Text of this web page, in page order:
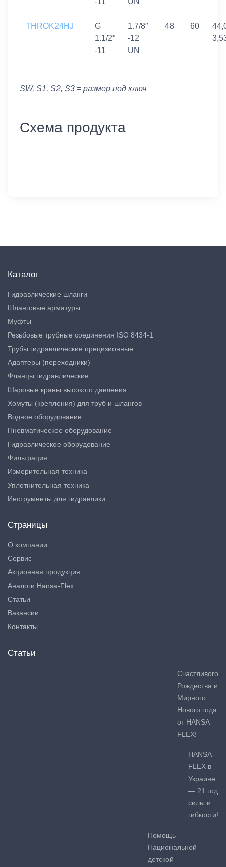
THROK24HJ
G
1.1/2″
-11
1.7/8″
-12
UN
48 60
SW, S1, S2, S3 = размер под ключ
Схема продукта
Каталог
Гидравлические шланги
Шланговые арматуры
Муфты
Резьбовые трубные соединения ISO 8434-1
Трубы гидравлические прецизионные
Адаптеры (переходники)
Фланцы гидравлические
Шаровые краны высокого давления
Хомуты (крепления) для труб и шлангов
Водное оборудование
Пневматическое оборудование
Гидравлическое оборудование
Фильтрация
Измерительная техника
Уплотнительная техника
Инструменты для гидравлики
Страницы
О компании
Сервис
Акционная продукция
Аналоги Hansa-Flex
Статьи
Вакансии
Контакты
Статьи
Счастливого
Рождества и
Мирного
Нового года
от HANSA-
FLEX!
HANSA-
FLEX в
Украине
— 21 год
силы и
гибкости!
Помощь
Национальной
детской